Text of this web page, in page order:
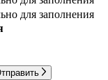
для заполнения